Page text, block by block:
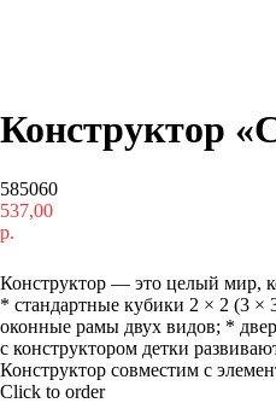
Конструктор
585060
537,00
р.
Конструктор — это целый мир,
* стандартные кубики 2 × 2 (3 ×
оконные рамы двух видов; *
с конструктором детки
Конструктор совместим с
Click to order